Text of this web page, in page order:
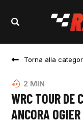
Torna alla
2 MIN
WRC TOUR DE
ANCORA OGIER